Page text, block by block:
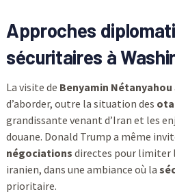
Approches
sécuritaires à
La visite de Benyamin Nétanyahou
d’aborder, outre la situation des
grandissante venant d’Iran et les
douane. Donald Trump a même
négociations directes pour limiter
iranien, dans une ambiance où la
prioritaire.